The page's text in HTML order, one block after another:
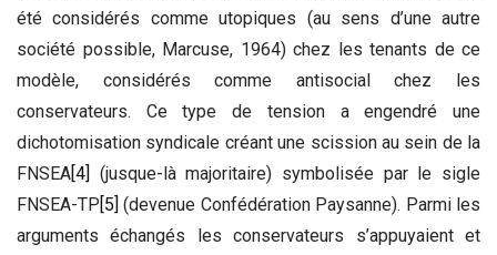
été considérés comme utopiques (au sens d’une autre
société possible, Marcuse, 1964) chez les tenants de ce
modèle, considérés comme antisocial chez les
conservateurs. Ce type de tension a engendré une
dichotomisation syndicale créant une scission au sein de la
FNSEA [4]
(jusque-là majoritaire) symbolisée par le sigle
FNSEA-TP [5] (devenue Confédération Paysanne). Parmi les
arguments échangés les conservateurs s’appuyaient et